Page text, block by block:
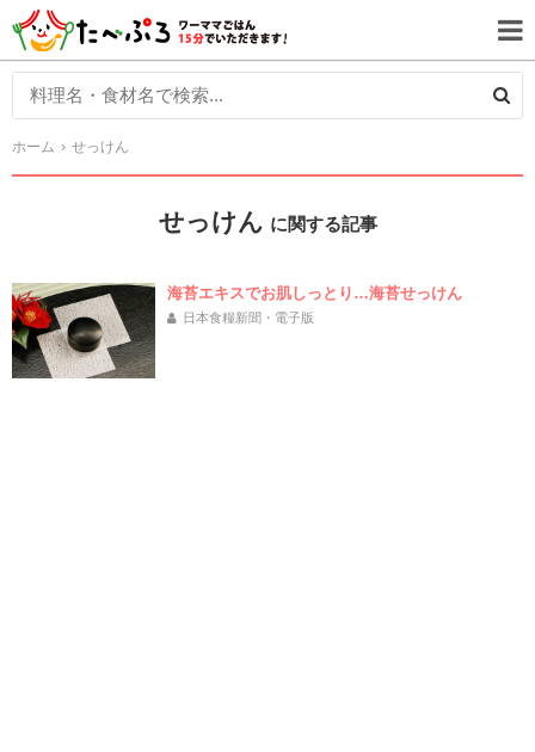
ホーム せっけん
せっけん に関する記事
海苔エキスでお肌しっとり…海苔せっけん
日本食糧新聞・電子版